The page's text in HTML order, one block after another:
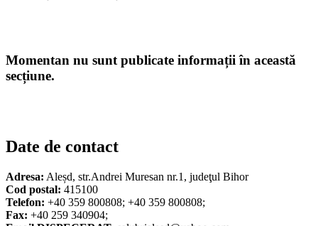
Momentan nu sunt publicate informații în această
secțiune.
Date de contact
Adresa: Aleșd, str.Andrei Muresan nr.1, judeţul Bihor
Cod postal: 415100
Telefon: +40 359 800808; +40 359 800808;
Fax: +40 259 340904;